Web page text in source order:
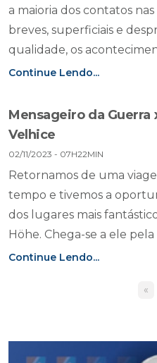
a maioria dos contatos nas
breves, superficiais e
qualidade, os
Continue Lendo...
Mensageiro da Guerra
Velhice
02/11/2023 - 07H22MIN
Retornamos de uma
tempo e tivemos a
dos lugares mais
Höhe. Chega-se a ele pela
Continue Lendo...
«